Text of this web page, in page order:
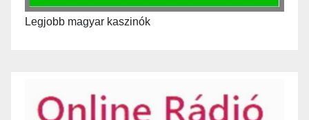
Legjobb magyar kaszinók